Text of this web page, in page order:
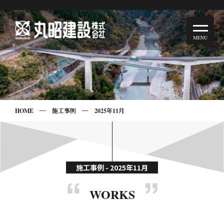
HOME 施工事例 2025年11月
施工事例 - 2025年11月
WORKS